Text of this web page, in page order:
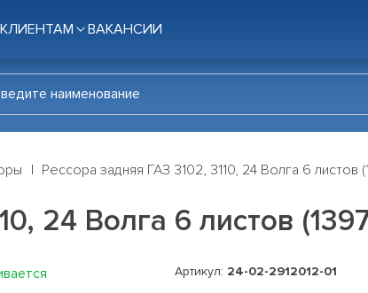
КЛИЕНТАМ ВАКАНСИИ
Рессора задняя ГАЗ 3102, 3110, 24 Волга 6 листов
24 Волга 6 листов
Артикул: 24-02-2912012-01